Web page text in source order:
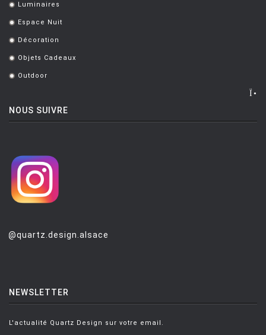
. Luminaires
. Espace Nuit
. Décoration
. Objets Cadeaux
. Outdoor
NOUS SUIVRE
@quartz.design.alsace
NEWSLETTER
L'actualité Quartz Design sur votre email.